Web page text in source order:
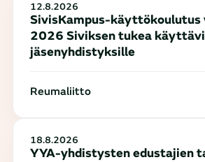
12.8.2026
SivisKampus-käyttökoulutus
2026 Siviksen tukea
jäsenyhdistyksille
Reumaliitto
18.8.2026
YYA-yhdistysten edustajien